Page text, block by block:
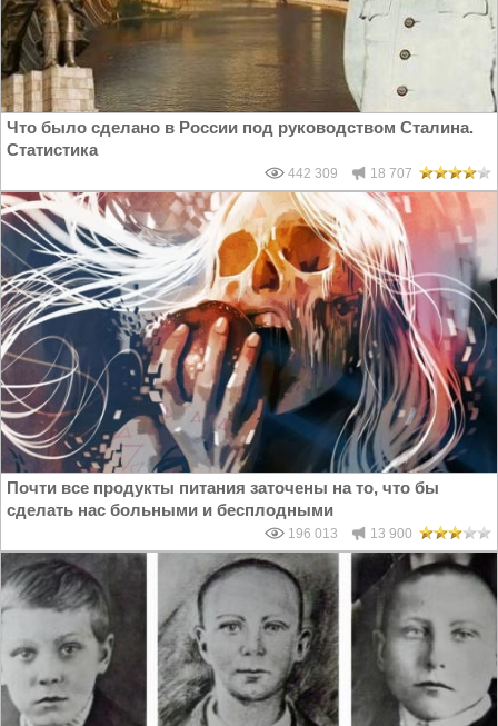
Что было сделано в России под руководством Сталина.
Статистика
442 309 18 707
Почти все продукты питания заточены на то, что бы
сделать нас больными и бесплодными
196 013 13 900